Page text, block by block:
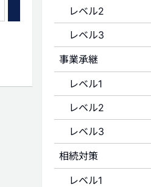
レベル2
レベル3
事業承継
レベル1
レベル2
レベル3
相続対策
レベル1